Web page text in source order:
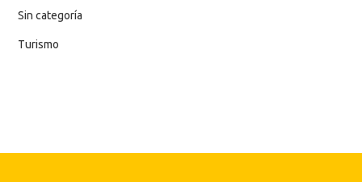
Sin categoría
Turismo